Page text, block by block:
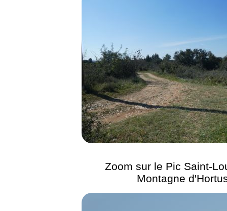
Zoom sur le Pic Saint-
Montagne